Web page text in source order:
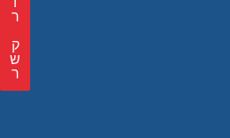
ר
ק
ש
ר